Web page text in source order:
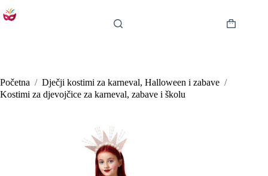
na
Košarica
Početna / Dječji kostimi za karneval, Halloween i zabave /
Kostimi za djevojčice za karneval, zabave i školu